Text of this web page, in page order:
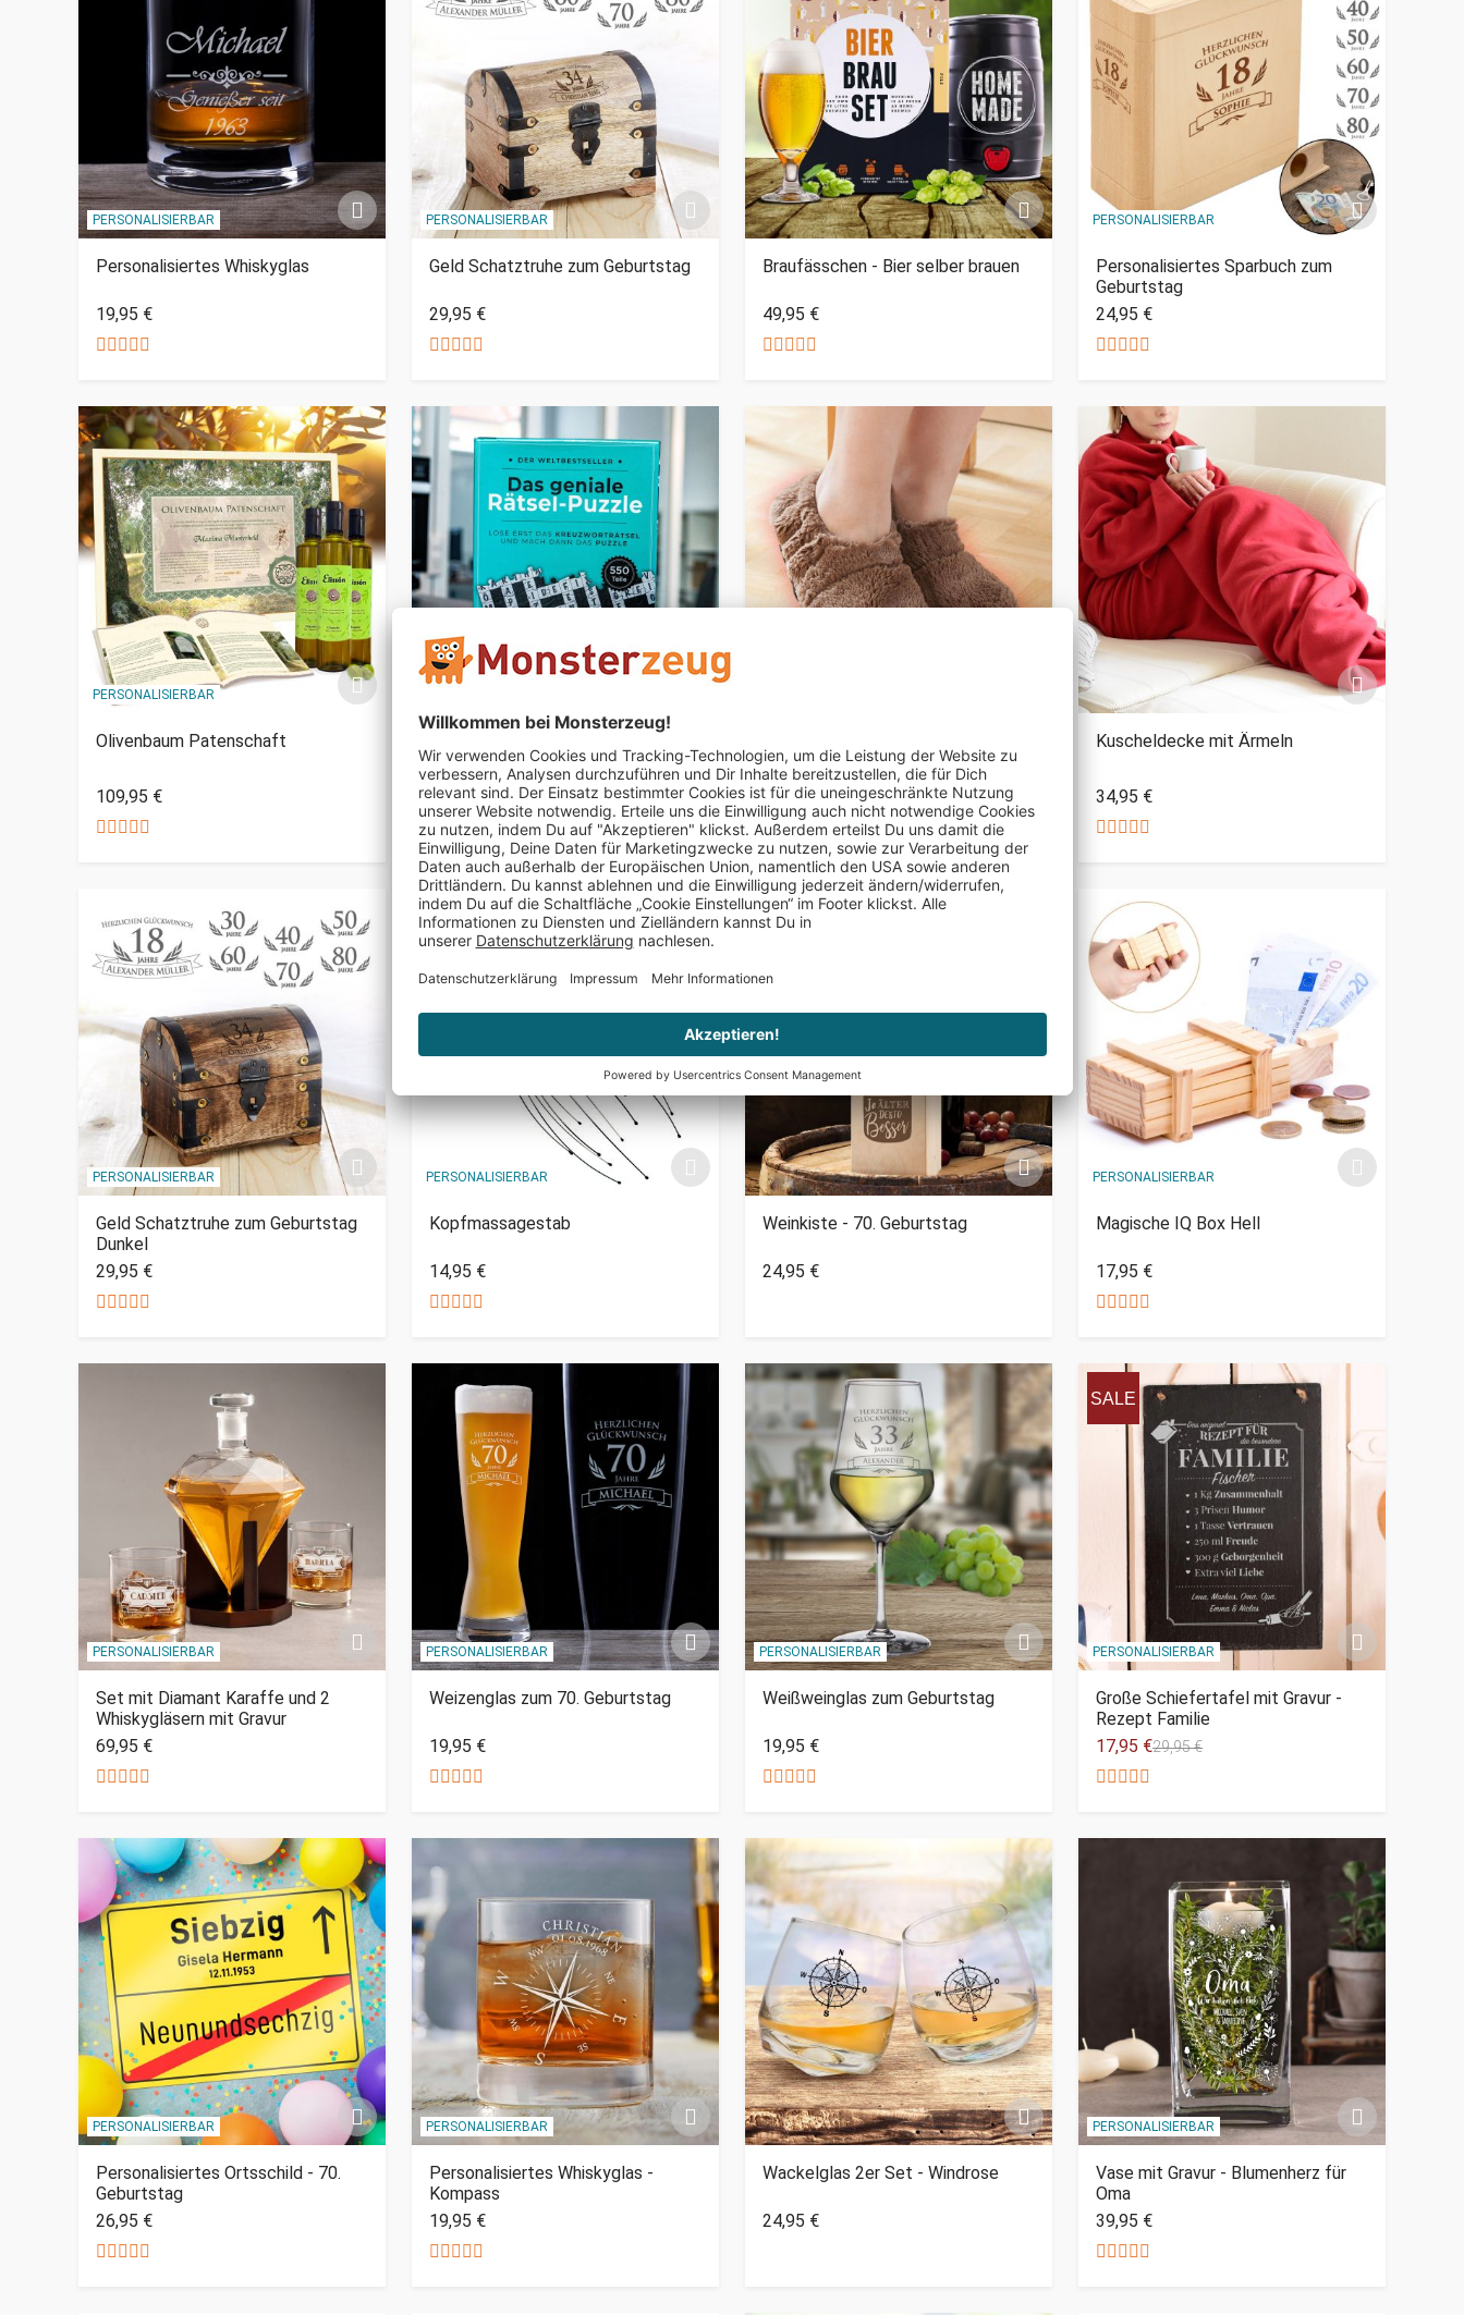
PERSONALISIERBAR
Personalisiertes Whiskyglas
19,95 €
PERSONALISIERBAR
Geld Schatztruhe zum Geburtstag
29,95 €
Braufässchen - Bier selber brauen
49,95 €
PERSONALISIERBAR
Personalisiertes Sparbuch zum
Geburtstag
24,95 €
PERSONALISIERBAR
Olivenbaum Patenschaft
109,95 €
27,95 €
Nur noch 5 auf Lager
29,95 €
Nur noch 3 auf Lager
Kuscheldecke mit Ärmeln
34,95 €
PERSONALISIERBAR
Geld Schatztruhe zum Geburtstag
Dunkel
29,95 €
PERSONALISIERBAR
Kopfmassagestab
14,95 €
Weinkiste - 70. Geburtstag
24,95 €
PERSONALISIERBAR
Magische IQ Box Hell
17,95 €
PERSONALISIERBAR
Set mit Diamant Karaffe und 2
Whiskygläsern mit Gravur
69,95 €
PERSONALISIERBAR
Weizenglas zum 70. Geburtstag
19,95 €
PERSONALISIERBAR
Weißweinglas zum Geburtstag
19,95 €
SALE
PERSONALISIERBAR
Große Schiefertafel mit Gravur -
Rezept Familie
17,95 €29,95 €
PERSONALISIERBAR
Personalisiertes Ortsschild - 70.
Geburtstag
26,95 €
PERSONALISIERBAR
Personalisiertes Whiskyglas -
Kompass
19,95 €
Wackelglas 2er Set - Windrose
24,95 €
PERSONALISIERBAR
Vase mit Gravur - Blumenherz für
Oma
39,95 €